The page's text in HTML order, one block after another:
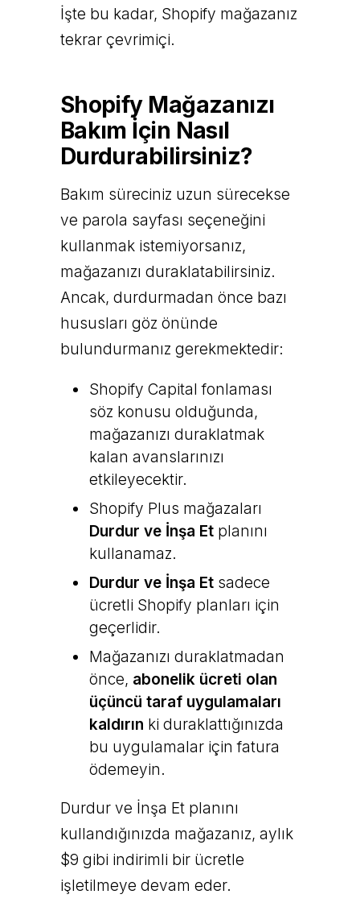
İşte bu kadar, Shopify mağazanız
tekrar çevrimiçi.
Shopify Mağazanızı
Bakım İçin Nasıl
Durdurabilirsiniz?
Bakım süreciniz uzun sürecekse
ve parola sayfası seçeneğini
kullanmak istemiyorsanız,
mağazanızı duraklatabilirsiniz.
Ancak, durdurmadan önce bazı
hususları göz önünde
bulundurmanız gerekmektedir:
Shopify Capital fonlaması
söz konusu olduğunda,
mağazanızı duraklatmak
kalan avanslarınızı
etkileyecektir.
Shopify Plus mağazaları
Durdur ve İnşa Etplanını
kullanamaz.
Durdur ve İnşa Etsadece
ücretli Shopify planları için
geçerlidir.
Mağazanızı duraklatmadan
önce, abonelik ücreti olan
üçüncü taraf uygulamaları
kaldırın ki duraklattığınızda
bu uygulamalar için fatura
ödemeyin.
Durdur ve İnşa Et planını
kullandığınızda mağazanız, aylık
$9 gibi indirimli bir ücretle
işletilmeye devam eder.